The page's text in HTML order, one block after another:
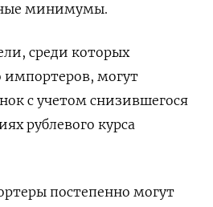
минимумы.
среди которых
импортеров, могут
с учетом снизившегося
рублевого курса
постепенно могут